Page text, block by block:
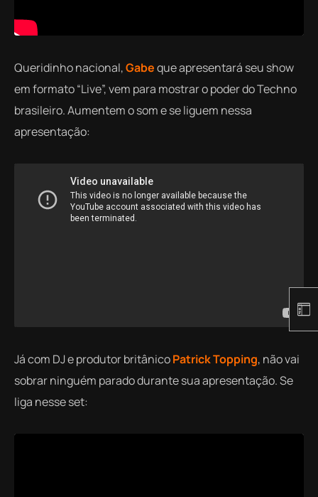
Queridinho nacional,Gabeque apresentará seu show
em formato “Live”, vem para mostrar o poder do Techno
brasileiro. Aumentem o som e se liguem nessa
apresentação:
Já com DJ e produtor britânicoPatrick Topping, não vai
sobrar ninguém parado durante sua apresentação. Se
liga nesse set: